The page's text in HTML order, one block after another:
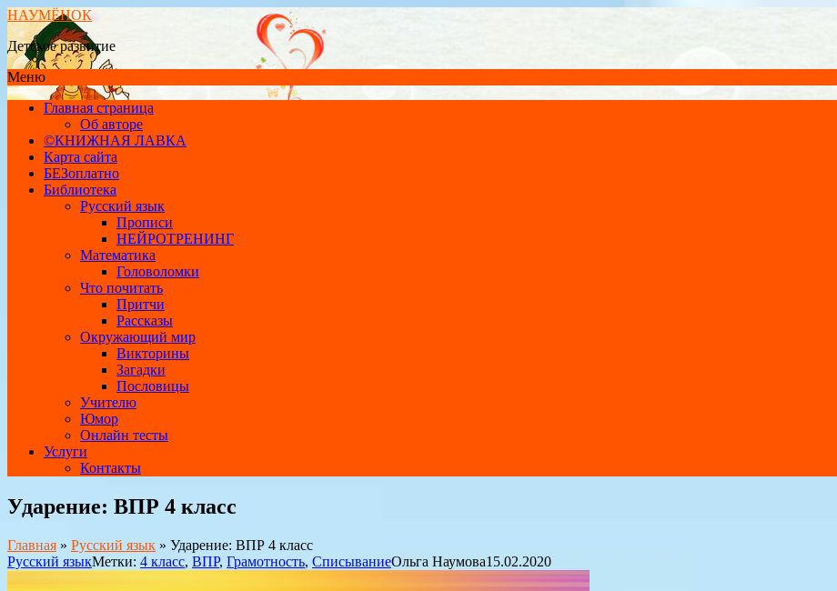
НАУМЁНОК
Детское развитие
Меню
Главная страница
Об авторе
©КНИЖНАЯ ЛАВКА
Карта сайта
БЕЗоплатно
Библиотека
Русский язык
Прописи
НЕЙРОТРЕНИНГ
Математика
Головоломки
Что почитать
Притчи
Рассказы
Окружающий мир
Викторины
Загадки
Пословицы
Учителю
Юмор
Онлайн тесты
Услуги
Контакты
Ударение: ВПР 4 класс
Главная » Русский язык » Ударение: ВПР 4 класс
Русский языкМетки: 4 класс, ВПР, Грамотность, СписываниеОльга Наумова15.02.2020